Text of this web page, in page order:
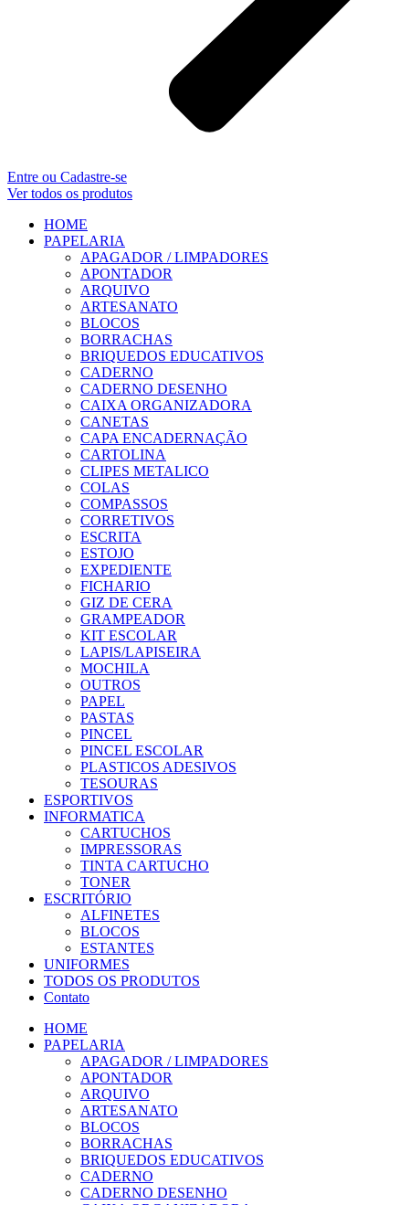
Entre ou Cadastre-se
Ver todos os produtos
HOME
PAPELARIA
APAGADOR / LIMPADORES
APONTADOR
ARQUIVO
ARTESANATO
BLOCOS
BORRACHAS
BRIQUEDOS EDUCATIVOS
CADERNO
CADERNO DESENHO
CAIXA ORGANIZADORA
CANETAS
CAPA ENCADERNAÇÃO
CARTOLINA
CLIPES METALICO
COLAS
COMPASSOS
CORRETIVOS
ESCRITA
ESTOJO
EXPEDIENTE
FICHARIO
GIZ DE CERA
GRAMPEADOR
KIT ESCOLAR
LAPIS/LAPISEIRA
MOCHILA
OUTROS
PAPEL
PASTAS
PINCEL
PINCEL ESCOLAR
PLASTICOS ADESIVOS
TESOURAS
ESPORTIVOS
INFORMATICA
CARTUCHOS
IMPRESSORAS
TINTA CARTUCHO
TONER
ESCRITÓRIO
ALFINETES
BLOCOS
ESTANTES
UNIFORMES
TODOS OS PRODUTOS
Contato
HOME
PAPELARIA
APAGADOR / LIMPADORES
APONTADOR
ARQUIVO
ARTESANATO
BLOCOS
BORRACHAS
BRIQUEDOS EDUCATIVOS
CADERNO
CADERNO DESENHO